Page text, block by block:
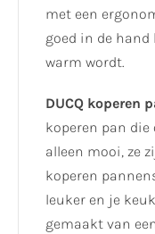
met een
goed in de
warm wordt.
DUCQ koperen
koperen pan
alleen mooi, ze
koperen
leuker en je
gemaakt van